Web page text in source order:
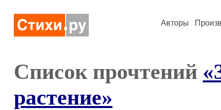
Авторы
Список прочтений
растение»